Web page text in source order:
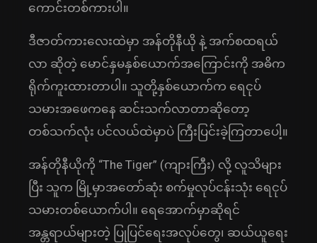
ကောင်းတစ်ကားပါ။
ဒီဇာတ်ကားလေးထဲမှာ အန်တိုနီယို နဲ့ အက်စထရယ်
လာ ဆိုတဲ့ မောင်နှမနှစ်ယောက်အကြောင်းကို အဓိက
ရိုက်ကူးထားတာပါ။ သူတို့နှစ်ယောက်က ရေငုပ်
သမားအဖေကနေ ဆင်းသက်လာတာဆိုတော့
တစ်သက်လုံး ပင်လယ်ထဲမှာပဲ ကြီးပြင်းခဲ့ကြတာပေါ့။
အန်တိုနီယိုကို “The Tiger” (ကျားကြီး) လို့ လူသိများ
ပြီး သူက မြို့မှာအတော်ဆုံး စက်မှုလုပ်ငန်းသုံး ရေငုပ်
သမားတစ်ယောက်ပါ။ ရေအောက်မှာဆိုရင်
အန္တရာယ်များတဲ့ ပြုပြင်ရေးအလုပ်တွေ၊ ဆယ်ယူရေး